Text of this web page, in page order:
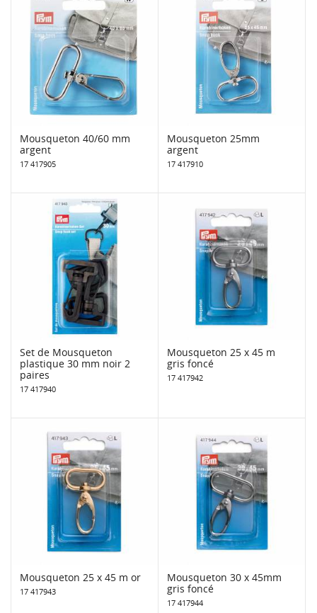
Mousqueton 40/60 mm
argent
17 417905
Mousqueton 25mm
argent
17 417910
Set de Mousqueton
plastique 30 mm noir 2
paires
17 417940
Mousqueton 25 x 45 m
gris foncé
17 417942
Mousqueton 25 x 45 m or
17 417943
Mousqueton 30 x 45mm
gris foncé
17 417944